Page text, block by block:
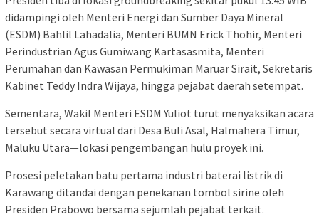
didampingi oleh Menteri Energi dan Sumber Daya Mineral
(ESDM) Bahlil Lahadalia, Menteri BUMN Erick Thohir, Menteri
Perindustrian Agus Gumiwang Kartasasmita, Menteri
Perumahan dan Kawasan Permukiman Maruar Sirait, Sekretaris
Kabinet Teddy Indra Wijaya, hingga pejabat daerah setempat.
Sementara, Wakil Menteri ESDM Yuliot turut menyaksikan acara
tersebut secara virtual dari Desa Buli Asal, Halmahera Timur,
Maluku Utara—lokasi pengembangan hulu proyek ini.
Prosesi peletakan batu pertama industri baterai listrik di
Karawang ditandai dengan penekanan tombol sirine oleh
Presiden Prabowo bersama sejumlah pejabat terkait.